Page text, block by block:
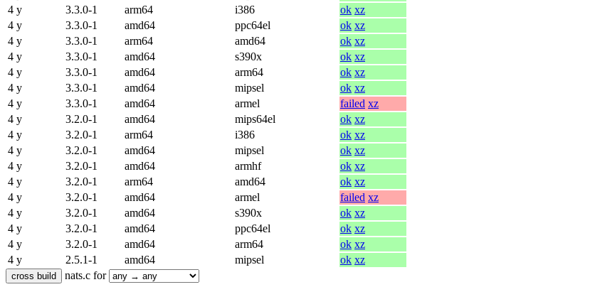
4 y
3.3.0-1 arm64 i386 ok xz
4 y
3.3.0-1 amd64 ppc64el ok xz
4 y
3.3.0-1 arm64 amd64 ok xz
4 y
3.3.0-1 amd64 s390x ok xz
4 y
3.3.0-1 amd64 arm64 ok xz
4 y
3.3.0-1 amd64 mipsel ok xz
4 y
3.3.0-1 amd64 armel failed xz
4 y
3.2.0-1 amd64 mips64el ok xz
4 y
3.2.0-1 arm64 i386 ok xz
4 y
3.2.0-1 amd64 mipsel ok xz
4 y
3.2.0-1 amd64 armhf ok xz
4 y
3.2.0-1 arm64 amd64 ok xz
4 y
3.2.0-1 amd64 armel failed xz
4 y
3.2.0-1 amd64 s390x ok xz
4 y
3.2.0-1 amd64 ppc64el ok xz
4 y
3.2.0-1 amd64 arm64 ok xz
4 y
2.5.1-1 amd64 mipsel ok xz
nats.c for